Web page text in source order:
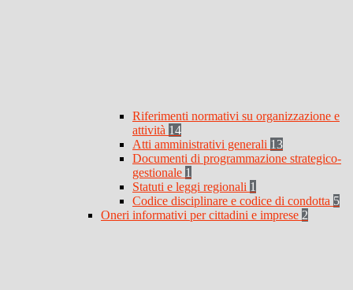
Riferimenti normativi su organizzazione e
attività 14
Atti amministrativi generali 13
Documenti di programmazione strategico-
gestionale 1
Statuti e leggi regionali 1
Codice disciplinare e codice di condotta 5
Oneri informativi per cittadini e imprese 2